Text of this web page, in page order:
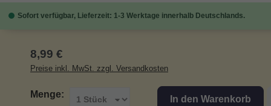
Sofort verfügbar, Lieferzeit: 1-3 Werktage innerhalb Deutschlands.
Regulärer Preis:
8,99 €
Preise inkl. MwSt. zzgl. Versandkosten
Menge: In den Warenkorb